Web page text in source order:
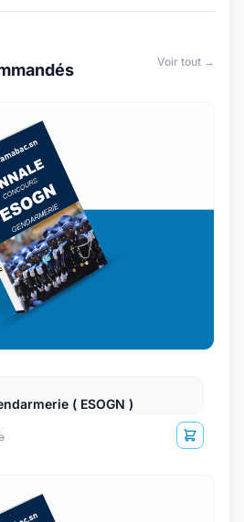
Voir tout →
( ESOGN )